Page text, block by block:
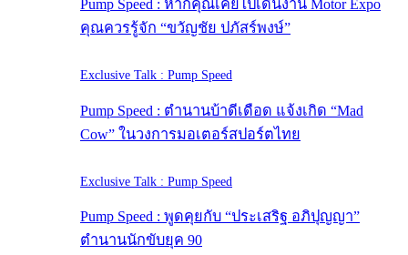
Pump Speed : หากคุณเคยไปเดินงาน Motor Expo
คุณควรรู้จัก “ขวัญชัย ปภัสร์พงษ์”
Exclusive Talk : Pump Speed
Pump Speed : ตำนานบ้าดีเดือด แจ้งเกิด “Mad
Cow” ในวงการมอเตอร์สปอร์ตไทย
Exclusive Talk : Pump Speed
Pump Speed : พูดคุยกับ “ประเสริฐ อภิปุญญา”
ตำนานนักขับยุค 90